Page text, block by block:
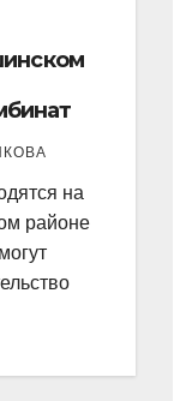
на
районе